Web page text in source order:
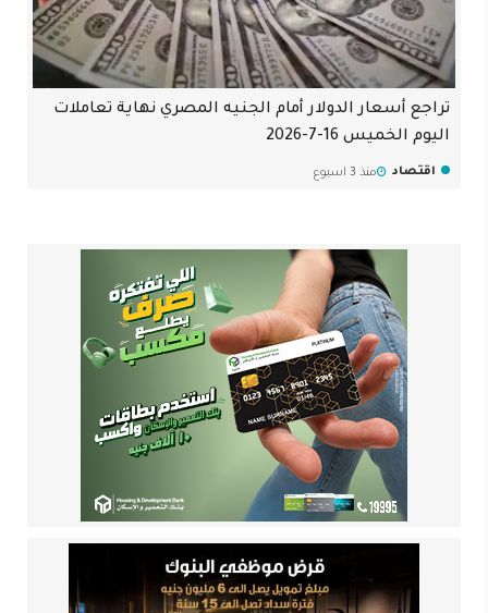
تراجع أسعار الدولار أمام الجنيه المصري نهاية تعاملات
اليوم الخميس 16-7-2026
اقتصاد منذ 3 اسبوع